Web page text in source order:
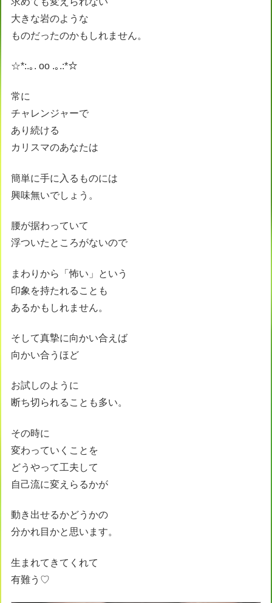
大きな岩のような
ものだったのかもしれません。
☆*:.｡. oo .｡.:*☆
常に
チャレンジャーで
あり続ける
カリスマのあなたは
簡単に手に入るものには
興味無いでしょう。
腰が据わっていて
浮ついたところがないので
まわりから「怖い」という
印象を持たれることも
あるかもしれません。
そして真摯に向かい合えば
向かい合うほど
お試しのように
断ち切られることも多い。
その時に
変わっていくことを
どうやって工夫して
自己流に変えらるかが
動き出せるかどうかの
分かれ目かと思います。
生まれてきてくれて
有難う♡